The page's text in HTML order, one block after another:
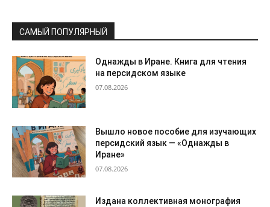
САМЫЙ ПОПУЛЯРНЫЙ
Однажды в Иране. Книга для чтения
на персидском языке
07.08.2026
Вышло новое пособие для изучающих
персидский язык — «Однажды в
Иране»
07.08.2026
Издана коллективная монография